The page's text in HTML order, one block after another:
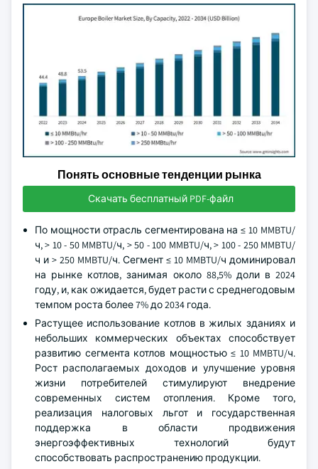
Понять основные тенденции рынка
Скачать бесплатный PDF-файл
По мощности отрасль сегментирована на ≤ 10 MMBTU/
ч, > 10 - 50 MMBTU/ч, > 50 - 100 MMBTU/ч, > 100 - 250 MMBTU/
ч и > 250 MMBTU/ч. Сегмент ≤ 10 MMBTU/ч доминировал
на рынке котлов, занимая около 88,5% доли в 2024
году, и, как ожидается, будет расти с среднегодовым
темпом роста более 7% до 2034 года.
Растущее использование котлов в жилых зданиях и
небольших коммерческих объектах способствует
развитию сегмента котлов мощностью ≤ 10 MMBTU/ч.
Рост располагаемых доходов и улучшение уровня
жизни потребителей стимулируют внедрение
современных систем отопления. Кроме того,
реализация налоговых льгот и государственная
поддержка в области продвижения
энергоэффективных технологий будут
способствовать распространению продукции.